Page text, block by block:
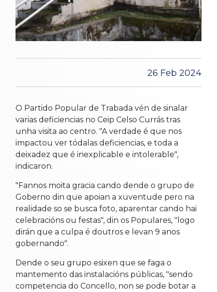
26 Feb 2024
O Partido Popular de Trabada vén de sinalar
varias deficiencias no Ceip Celso Currás tras
unha visita ao centro. "A verdade é que nos
impactou ver tódalas deficiencias, e toda a
deixadez que é inexplicable e intolerable",
indicaron.
"Fannos moita gracia cando dende o grupo de
Goberno din que apoian a xuventude pero na
realidade so se busca foto, aparentar cando hai
celebracións ou festas", din os Populares, "logo
dirán que a culpa é doutros e levan 9 anos
gobernando".
Dende o seu grupo esixen que se faga o
mantemento das instalacións públicas, "sendo
competencia do Concello, non se pode botar a